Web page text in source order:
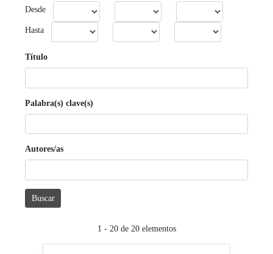
Desde
Hasta
Título
Palabra(s) clave(s)
Autores/as
Buscar
1 - 20 de 20 elementos